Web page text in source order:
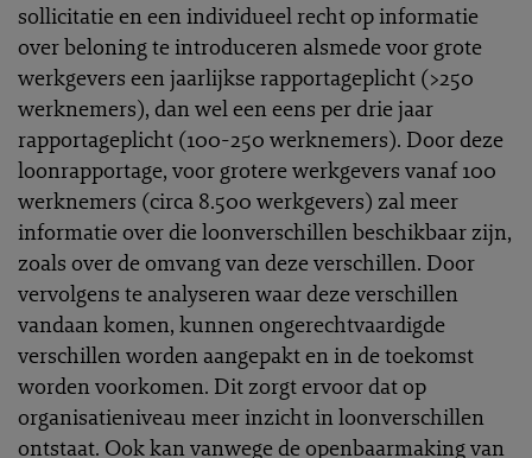
sollicitatie en een individueel recht op informatie
over beloning te introduceren alsmede voor grote
werkgevers een jaarlijkse rapportageplicht (>250
werknemers), dan wel een eens per drie jaar
rapportageplicht (100-250 werknemers). Door deze
loonrapportage, voor grotere werkgevers vanaf 100
werknemers (circa 8.500 werkgevers) zal meer
informatie over die loonverschillen beschikbaar zijn,
zoals over de omvang van deze verschillen. Door
vervolgens te analyseren waar deze verschillen
vandaan komen, kunnen ongerechtvaardigde
verschillen worden aangepakt en in de toekomst
worden voorkomen. Dit zorgt ervoor dat op
organisatieniveau meer inzicht in loonverschillen
ontstaat. Ook kan vanwege de openbaarmaking van